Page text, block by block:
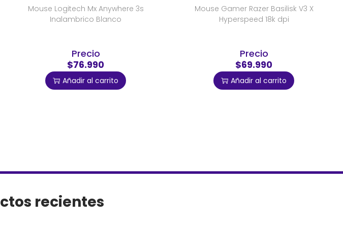
Mouse Logitech Mx Anywhere 3s
Inalambrico Blanco
Precio
$76.990
Añadir al carrito
Mouse Gamer Razer Basilisk V3 X
Hyperspeed 18k dpi
Precio
$69.990
Añadir al carrito
recientes